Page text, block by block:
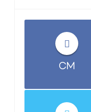
CM